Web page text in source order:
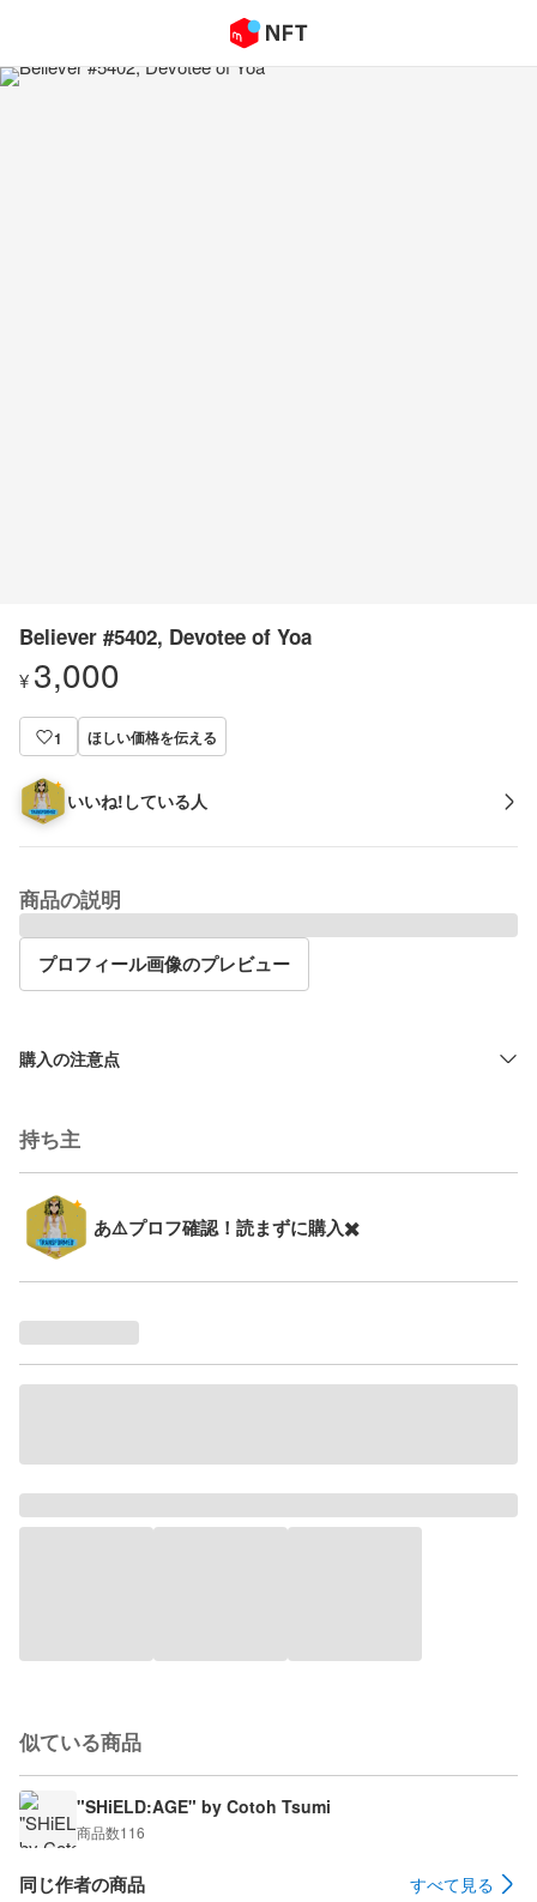
Believer #5402, Devotee of Yoa
¥ 3,000
1 ほしい価格を伝える
いいね!している人
商品の説明
プロフィール画像のプレビュー
購入の注意点
持ち主
あ⚠️プロフ確認！読まずに購入✖️
似ている商品
"SHiELD:AGE" by Cotoh Tsumi
商品数116
同じ作者の商品 すべて見る